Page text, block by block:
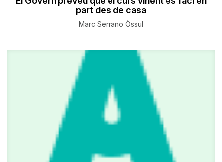
part des de casa
Marc Serrano Òssul